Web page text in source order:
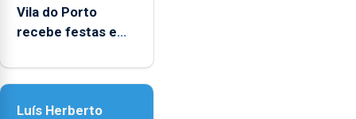
entre
as
e
as
18h00.
Vila do Porto
recebe festas em
Senhora da
Luís Herberto